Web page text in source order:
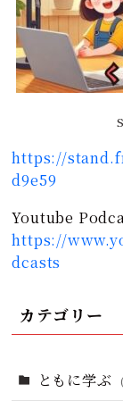
https://
d9e59
Youtube
https://
dcasts
カテゴリー
ともに学ぶ